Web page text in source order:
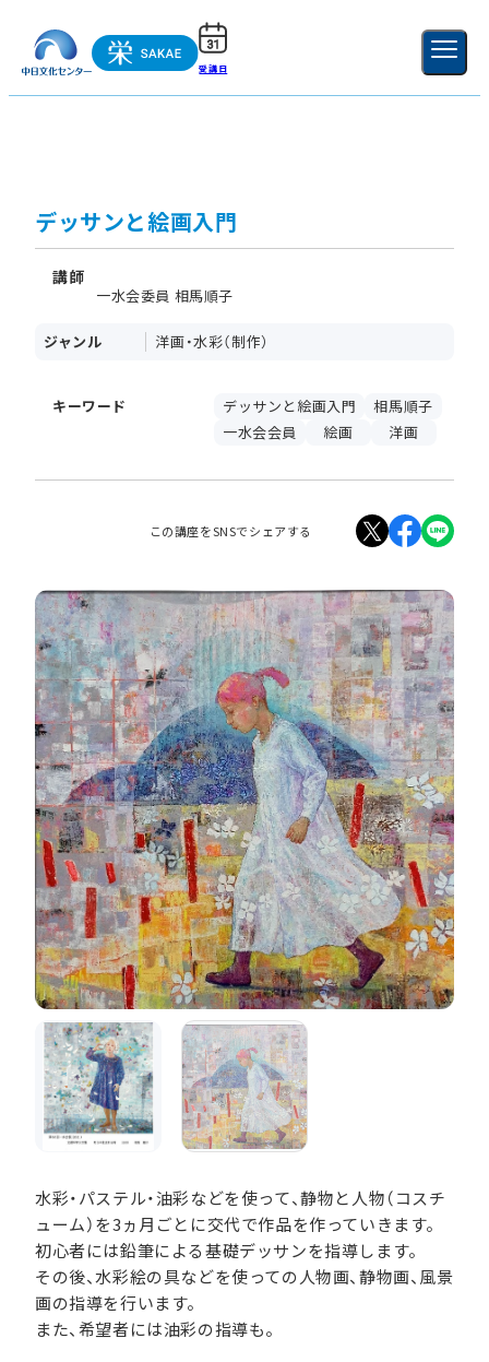
受講日 新規登録
デッサンと絵画入門
講師
一水会委員 相馬順子
ジャンル 洋画・水彩（制作）
キーワード デッサンと絵画入門
相馬順子
一水会会員
絵画 洋画
この講座をSNSでシェアする
水彩・パステル・油彩などを使って、静物と人物（コスチ
ューム）を3ヵ月ごとに交代で作品を作っていきます。
初心者には鉛筆による基礎デッサンを指導します。
その後、水彩絵の具などを使っての人物画、静物画、風景
画の指導を行います。
また、希望者には油彩の指導も。